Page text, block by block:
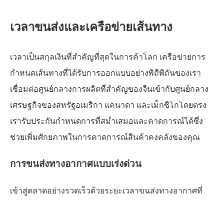
เวลาขนส่งและเครือข่ายเส้นทาง
เวลาเป็นสกุลเงินที่สำคัญที่สุดในการค้าโลก เครือข่ายการ
กำหนดเส้นทางที่ได้รับการออกแบบอย่างพิถีพิถันของเรา
เชื่อมต่อศูนย์กลางการผลิตที่สำคัญของจีนเข้ากับศูนย์กลาง
เศรษฐกิจของสหรัฐอเมริกา แคนาดา และเม็กซิโกโดยตรง
เรารับประกันกำหนดการที่สม่ำเสมอและคาดการณ์ได้ซึ่ง
ช่วยเพิ่มศักยภาพในการคาดการณ์สินค้าคงคลังของคุณ
การขนส่งทางอากาศแบบเร่งด่วน
เข้าสู่ตลาดอย่างรวดเร็วด้วยระยะเวลาขนส่งทางอากาศที่